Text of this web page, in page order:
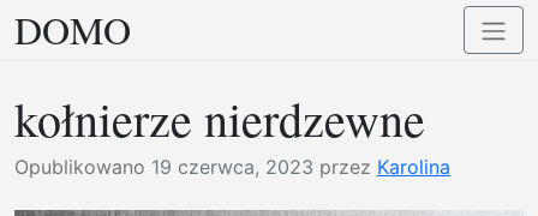
Przejdź
do
DOMO
kołnierze nierdzewne
Opublikowano 19 czerwca, 2023 przez Karolina